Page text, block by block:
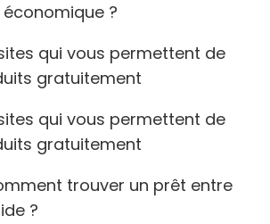
?
qui vous permettent de
gratuitement
qui vous permettent de
gratuitement
trouver un prêt entre
?